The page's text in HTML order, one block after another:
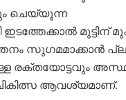
ചെയ്യുന്ന
മുട്ടിന്
സുഗമമാക്കാൻ
രക്തയോട്ടവും
ആവശ്യമാണ്.